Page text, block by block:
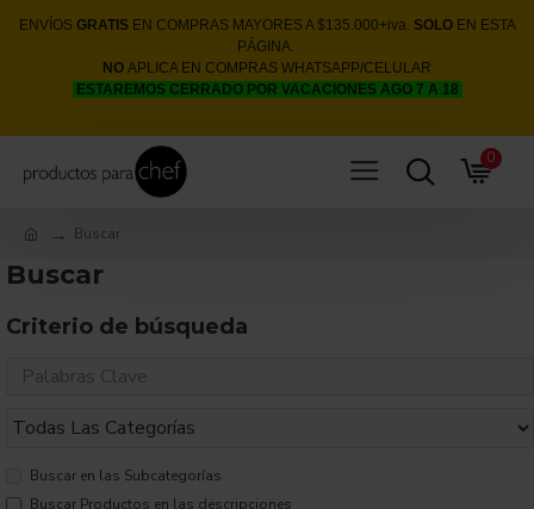
ENVÍOS GRATISEN COMPRAS MAYORES A $135.000+iva. SOLOEN ESTA
PÁGINA.
NO APLICA EN COMPRAS WHATSAPP/CELULAR
ESTAREMOS CERRADO POR VACACIONES AGO 7 A 18
0
Buscar
Buscar
Criterio de búsqueda
Buscar en las Subcategorías
Buscar Productos en las descripciones